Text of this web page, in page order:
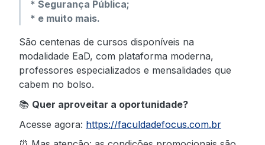
* Segurança Pública;
* e muito mais.
São centenas de cursos disponíveis na
modalidade EaD, com plataforma moderna,
professores especializados e mensalidades que
cabem no bolso.
📚 Quer aproveitar a oportunidade?
Acesse agora: https://faculdadefocus.com.br